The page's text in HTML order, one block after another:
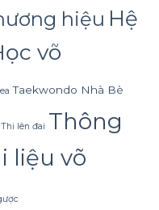
hiệu Hệ
võ
Taekwondo Nhà Bè
Thi lên đai Thông
liệu võ